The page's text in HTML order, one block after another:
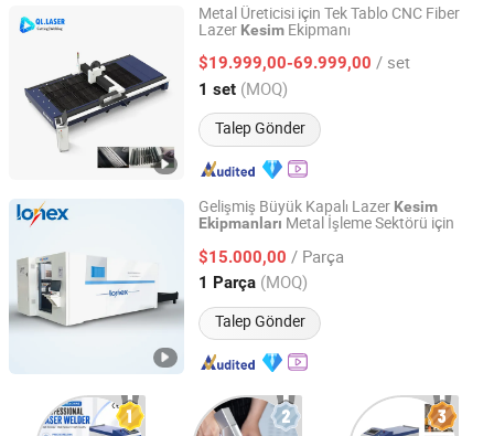
Metal Üreticisi için Tek Tablo CNC Fiber
Lazer Kesim Ekipmanı
$19.999,00-69.999,00 / set
1 set (MOQ)
Talep Gönder
Qiaolian Laser Technology (Xuzhou) Co., Ltd.
Jiangsu, China Fiyat 2022
Gelişmiş Büyük Kapalı Lazer Kesim
Ekipmanları Metal İşleme Sektörü için
$15.000,00 / Parça
1 Parça (MOQ)
Talep Gönder
Zhongshan Lonex Cnc Technology Co, . Ltd
Guangdong, China Fiyat 2026